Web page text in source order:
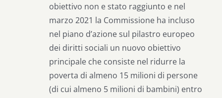
obiettivo non e stato raggiunto e nel
marzo 2021 la Commissione ha incluso
nel piano d’azione sul pilastro europeo
dei diritti sociali un nuovo obiettivo
principale che consiste nel ridurre la
poverta di almeno 15 milioni di persone
(di cui almeno 5 milioni di bambini) entro